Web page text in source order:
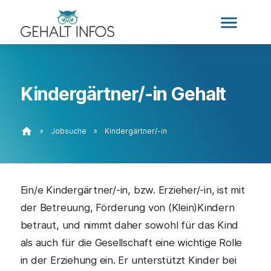
menu
Kindergärtner/-in Gehalt
home » Jobsuche » Kindergärtner/-in
Ein/e Kindergärtner/-in, bzw. Erzieher/-in, ist mit
der Betreuung, Förderung von (Klein)Kindern
betraut, und nimmt daher sowohl für das Kind
als auch für die Gesellschaft eine wichtige Rolle
in der Erziehung ein. Er unterstützt Kinder bei